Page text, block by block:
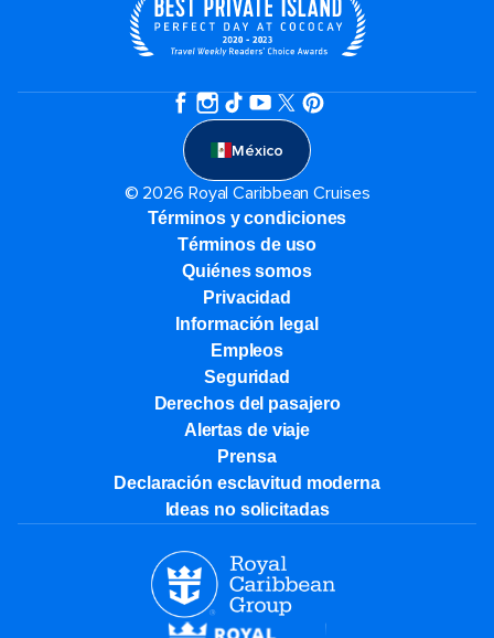
México
© 2026 Royal Caribbean Cruises
Términos y condiciones
Términos de uso
Quiénes somos
Privacidad
Información legal
Empleos
Seguridad
Derechos del pasajero
Alertas de viaje
Prensa
Declaración esclavitud moderna
Ideas no solicitadas